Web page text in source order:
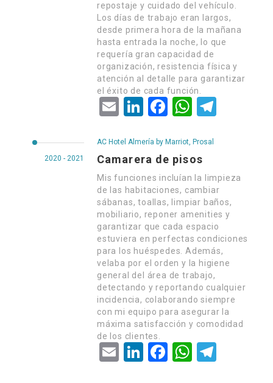
repostaje y cuidado del vehículo.
Los días de trabajo eran largos,
desde primera hora de la mañana
hasta entrada la noche, lo que
requería gran capacidad de
organización, resistencia física y
atención al detalle para garantizar
el éxito de cada función.
Email LinkedIn FacebookWhatsApp
2020 - 2021
AC Hotel Almería by Marriot, Prosal
Camarera de pisos
Mis funciones incluían la limpieza
de las habitaciones, cambiar
sábanas, toallas, limpiar baños,
mobiliario, reponer amenities y
garantizar que cada espacio
estuviera en perfectas condiciones
para los huéspedes. Además,
velaba por el orden y la higiene
general del área de trabajo,
detectando y reportando cualquier
incidencia, colaborando siempre
con mi equipo para asegurar la
máxima satisfacción y comodidad
de los clientes.
Email LinkedIn FacebookWhatsApp